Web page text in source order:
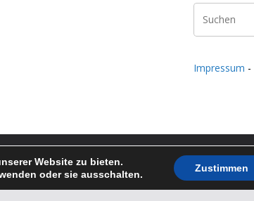
Impressum -
vorbehalten.
Website zu bieten.
oder sie ausschalten.
Zustimmen